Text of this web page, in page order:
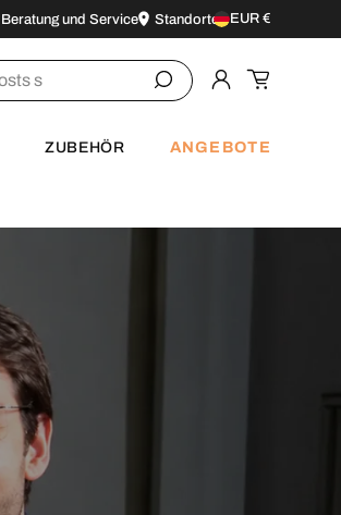
Beratung und Service StandorteLand/Region
EUR €
Einloggen
ZUBEHÖR ANGEBOTE